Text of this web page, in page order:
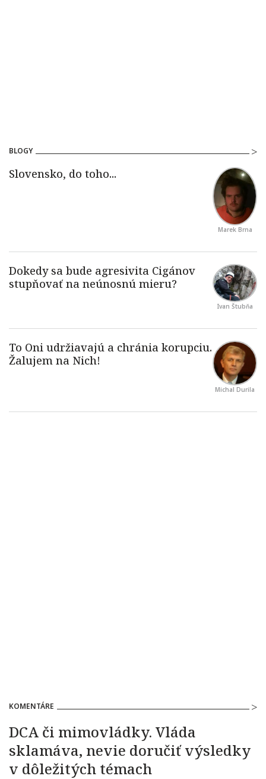
BLOGY
Marek Brna
Ivan Štubňa
Michal Durila
KOMENTÁRE
DCA či mimovládky. Vláda
sklamáva, nevie doručiť výsledky
v dôležitých témach